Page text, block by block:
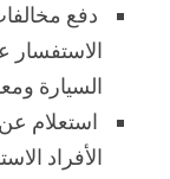
دفع
الاستفسار
السيارة
استعلام
الأفراد